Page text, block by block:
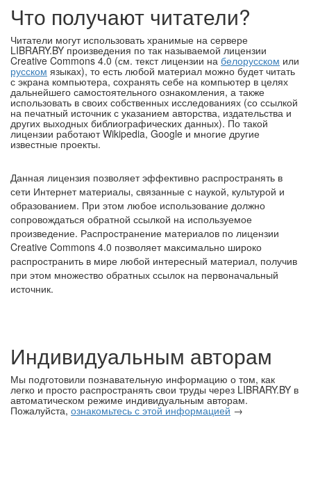
Что получают читатели?
Читатели могут использовать хранимые на сервере
LIBRARY.BY произведения по так называемой лицензии
Creative Commons 4.0 (см. текст лицензии на белорусском или
русском языках), то есть любой материал можно будет читать
с экрана компьютера, сохранять себе на компьютер в целях
дальнейшего самостоятельного ознакомления, а также
использовать в своих собственных исследованиях (со ссылкой
на печатный источник с указанием авторства, издательства и
других выходных библиографических данных). По такой
лицензии работают Wikipedia, Google и многие другие
известные проекты.
Данная лицензия позволяет эффективно распространять в
сети Интернет материалы, связанные с наукой, культурой и
образованием. При этом любое использование должно
сопровождаться обратной ссылкой на используемое
произведение. Распространение материалов по лицензии
Creative Commons 4.0 позволяет максимально широко
распространить в мире любой интересный материал, получив
при этом множество обратных ссылок на первоначальный
источник.
Индивидуальным авторам
Мы подготовили познавательную информацию о том, как
легко и просто распространять свои труды через LIBRARY.BY в
автоматическом режиме индивидуальным авторам.
Пожалуйста, ознакомьтесь с этой информацией →